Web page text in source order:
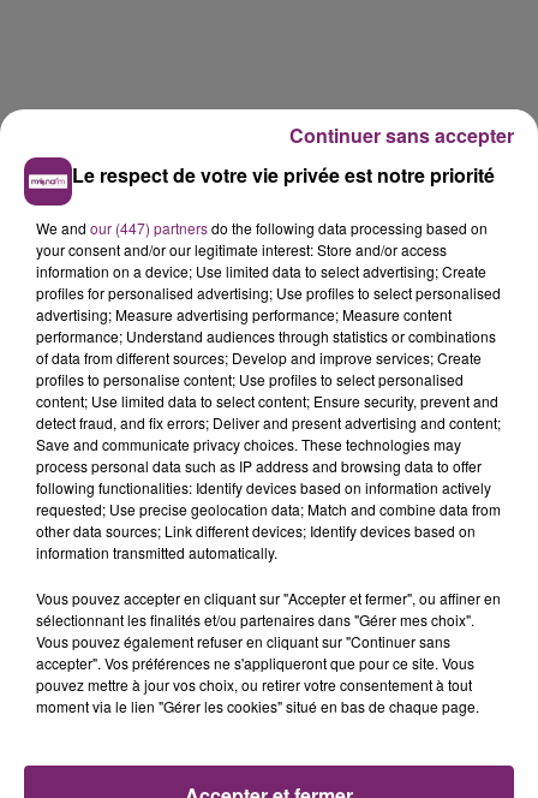
La Bulle - Guinguette éphémère
de Frelinghien !
Le respect de votre vie privée est notre priorité
We and our (447) partnersdo the following data processing based on
your consent and/or our legitimate interest: Store and/or access
information on a device; Use limited data to select advertising; Create
profiles for personalised advertising; Use profiles to select personalised
advertising; Measure advertising performance; Measure content
performance; Understand audiences through statistics or combinations
of data from different sources; Develop and improve services; Create
profiles to personalise content; Use profiles to select personalised
content; Use limited data to select content; Ensure security, prevent and
detect fraud, and fix errors; Deliver and present advertising and content;
Save and communicate privacy choices. These technologies may
process personal data such as IP address and browsing data to offer
following functionalities: Identify devices based on information actively
requested; Use precise geolocation data; Match and combine data from
other data sources; Link different devices; Identify devices based on
information transmitted automatically.
Vous pouvez accepter en cliquant sur "Accepter et fermer", ou affiner en
sélectionnant les finalités et/ou partenaires dans "Gérer mes choix".
Vous pouvez également refuser en cliquant sur "Continuer sans
accepter". Vos préférences ne s'appliqueront que pour ce site. Vous
pouvez mettre à jour vos choix, ou retirer votre consentement à tout
moment via le lien "Gérer les cookies" situé en bas de chaque page.
Continuer sans accepter